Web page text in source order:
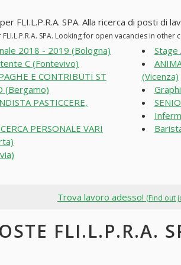
FLI.L.P.R.A. SPA. Alla ricerca di posti di
SPA. Looking for open vacancies in other
2018 - 2019 (Bologna)
C (Fontevivo)
E CONTRIBUTI ST
(Bergamo)
PASTICCERE,
PERSONALE VARI
Stage
(Vicenza)
Trova lavoro adesso! (Find out
FLI.L.P.R.A.